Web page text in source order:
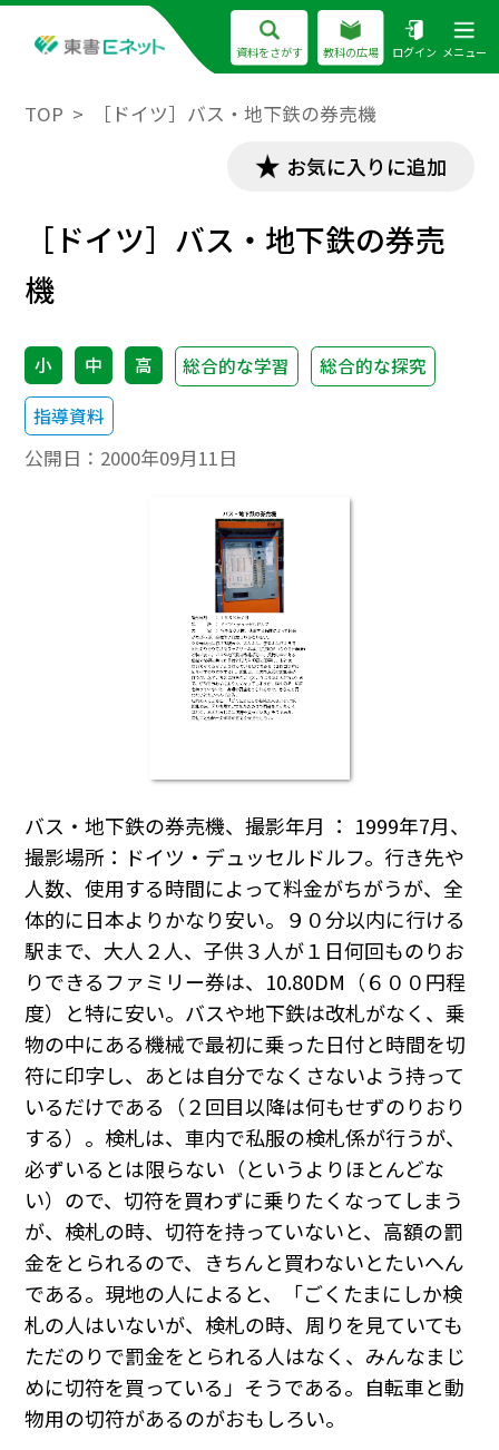
資料をさがす 教科の広場 ログイン メニュー
TOP ［ドイツ］バス・地下鉄の券売機
お気に入りに追加
［ドイツ］バス・地下鉄の券売
機
小 中 高 総合的な学習
総合的な探究
指導資料
公開日： 2000年09月11日
バス・地下鉄の券売機、撮影年月 ： 1999年7月、
撮影場所：ドイツ・デュッセルドルフ。行き先や
人数、使用する時間によって料金がちがうが、全
体的に日本よりかなり安い。９０分以内に行ける
駅まで、大人２人、子供３人が１日何回ものりお
りできるファミリー券は、10.80DM（６００円程
度）と特に安い。バスや地下鉄は改札がなく、乗
物の中にある機械で最初に乗った日付と時間を切
符に印字し、あとは自分でなくさないよう持って
いるだけである（２回目以降は何もせずのりおり
する）。検札は、車内で私服の検札係が行うが、
必ずいるとは限らない（というよりほとんどな
い）ので、切符を買わずに乗りたくなってしまう
が、検札の時、切符を持っていないと、高額の罰
金をとられるので、きちんと買わないとたいへん
である。現地の人によると、「ごくたまにしか検
札の人はいないが、検札の時、周りを見ていても
ただのりで罰金をとられる人はなく、みんなまじ
めに切符を買っている」そうである。自転車と動
物用の切符があるのがおもしろい。